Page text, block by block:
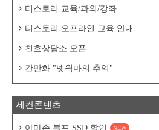
티스토리 교육/과외/강좌
티스토리 오프라인 교육 안내
친효상담소 오픈
칸만화 "넷웍마의 추억"
세컨콘텐츠
아마존 블프 SSD 할인 NEW